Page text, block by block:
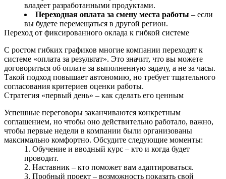
владеет разработанными продуктами.
Переходная оплата за смену места работы – если
вы будете перемещаться в другой регион.
Переход от фиксированного оклада к гибкой системе
С ростом гибких графиков многие компании переходят к
системе «оплата за результат». Это значит, что вы можете
договориться об оплате за выполненную задачу, а не за часы.
Такой подход повышает автономию, но требует тщательного
согласования критериев оценки работы.
Стратегия «первый день» – как сделать его ценным
Успешные переговоры заканчиваются конкретным
соглашением, но чтобы оно действительно работало, важно,
чтобы первые недели в компании были организованы
максимально комфортно. Обсудите следующие моменты:
Обучение и вводный курс – кто и когда будет
проводит.
Наставник – кто поможет вам адаптироваться.
Пробный проект – возможность показать свой